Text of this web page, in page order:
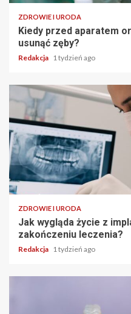
ZDROWIE I URODA
Kiedy przed aparatem
usunąć zęby?
Redakcja 1 tydzień ago
ZDROWIE I URODA
Jak wygląda życie z
zakończeniu leczenia?
Redakcja 1 tydzień ago